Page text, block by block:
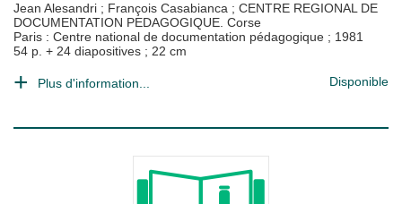
Jean Alesandri ; François Casabianca ; CENTRE REGIONAL DE
DOCUMENTATION PEDAGOGIQUE. Corse
Paris : Centre national de documentation pédagogique ; 1981
54 p. + 24 diapositives ; 22 cm
Plus d'information... Disponible